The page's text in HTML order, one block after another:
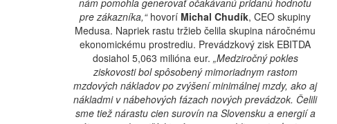
nám pomohla generovať očakávanú pridanú hodnotu
pre zákazníka,“hovorí Michal Chudík, CEO skupiny
Medusa. Napriek rastu tržieb čelila skupina náročnému
ekonomickému prostrediu. Prevádzkový zisk EBITDA
dosiahol 5,063 milióna eur. „Medziročný pokles
ziskovosti bol spôsobený mimoriadnym rastom
mzdových nákladov po zvýšení minimálnej mzdy, ako aj
nákladmi v nábehových fázach nových prevádzok. Čelili
sme tiež nárastu cien surovín na Slovensku a energií a